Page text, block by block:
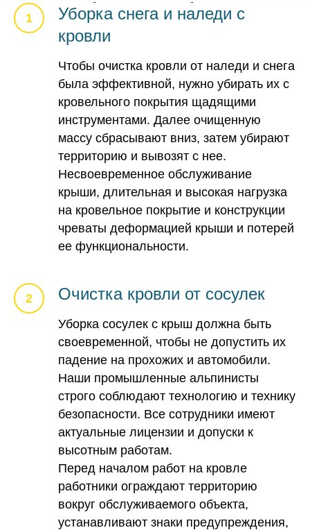
способами — в рамках абонентского
договора и в формате единоразового
Уборка снега и наледи с
кровли
Чтобы очистка кровли от наледи и снега
была эффективной, нужно убирать их с
кровельного покрытия щадящими
инструментами. Далее очищенную
массу сбрасывают вниз, затем убирают
территорию и вывозят с нее.
Несвоевременное обслуживание
крыши, длительная и высокая нагрузка
на кровельное покрытие и конструкции
чреваты деформацией крыши и потерей
ее функциональности.
Очистка кровли от сосулек
Уборка сосулек с крыш должна быть
своевременной, чтобы не допустить их
падение на прохожих и автомобили.
Наши промышленные альпинисты
строго соблюдают технологию и технику
безопасности. Все сотрудники имеют
актуальные лицензии и допуски к
высотным работам.
Перед началом работ на кровле
работники ограждают территорию
вокруг обслуживаемого объекта,
устанавливают знаки предупреждения,